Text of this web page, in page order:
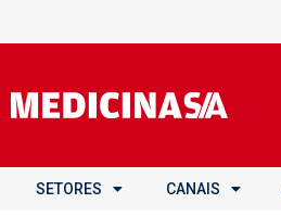
SETORES CANAIS